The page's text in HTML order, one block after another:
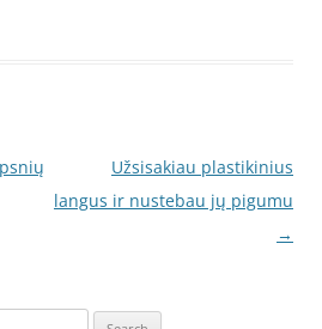
Užsisakiau plastikinius
langus ir nustebau jų pigumu
→